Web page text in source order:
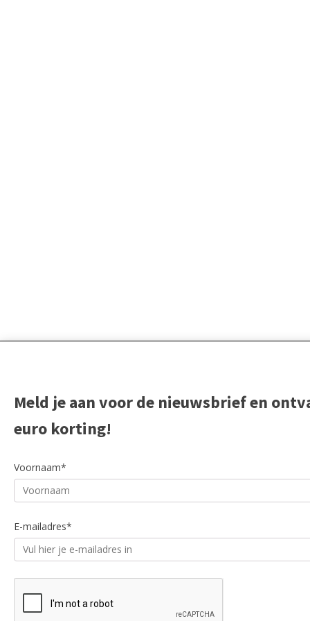
Meld je aan voor de nieuwsbrief en
euro korting!
Voornaam*
E-mailadres*